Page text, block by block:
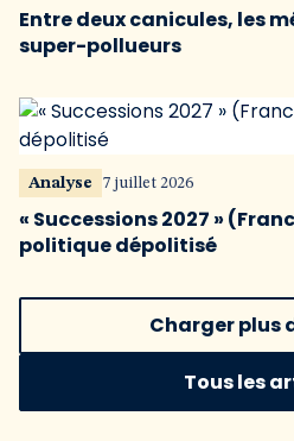
Entre deux canicules, les
super-pollueurs
Analyse 7 juillet 2026
« Successions 2027 »
politique dépolitisé
Charger plus
Tous les